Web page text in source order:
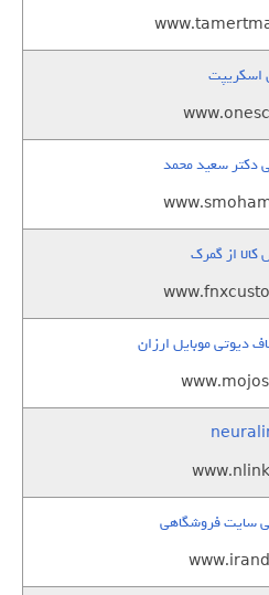
اسکریپت
دکتر سعید محمد
از گمرک
دیوتی موبایل ارزان
سایت فروشگاهی